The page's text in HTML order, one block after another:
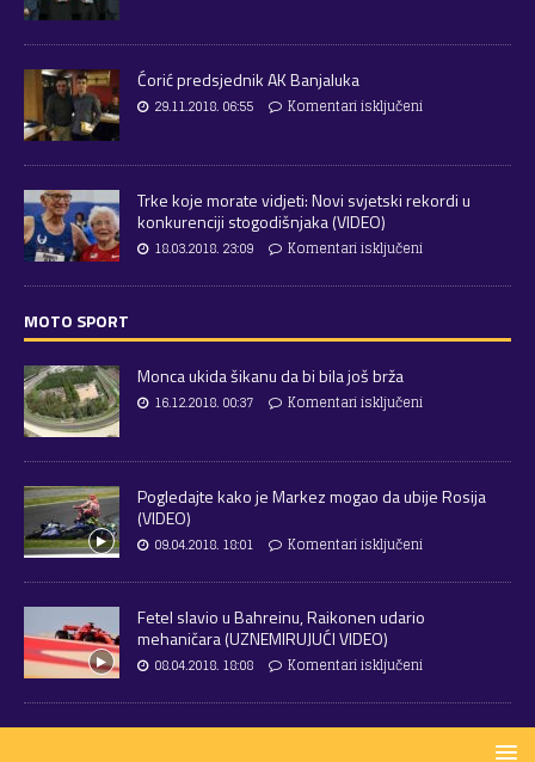
Ćorić predsjednik AK Banjaluka
29.11.2018. 06:55 Komentari isključeni
Trke koje morate vidjeti: Novi svjetski rekordi u
konkurenciji stogodišnjaka (VIDEO)
18.03.2018. 23:09 Komentari isključeni
MOTO SPORT
Monca ukida šikanu da bi bila još brža
16.12.2018. 00:37 Komentari isključeni
Pogledajte kako je Markez mogao da ubije Rosija
(VIDEO)
09.04.2018. 18:01 Komentari isključeni
Fetel slavio u Bahreinu, Raikonen udario
mehaničara (UZNEMIRUJUĆI VIDEO)
08.04.2018. 18:08 Komentari isključeni